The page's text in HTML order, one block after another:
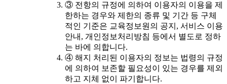
③ 전항의 규정에 의하여 이용자의 이용을 제
한하는 경우와 제한의 종류 및 기간 등 구체
적인 기준은 교육정보원의 공지, 서비스 이용
안내, 개인정보처리방침 등에서 별도로 정하
는 바에 의합니다.
④ 해지 처리된 이용자의 정보는 법령의 규정
에 의하여 보존할 필요성이 있는 경우를 제외
하고 지체 없이 파기합니다.